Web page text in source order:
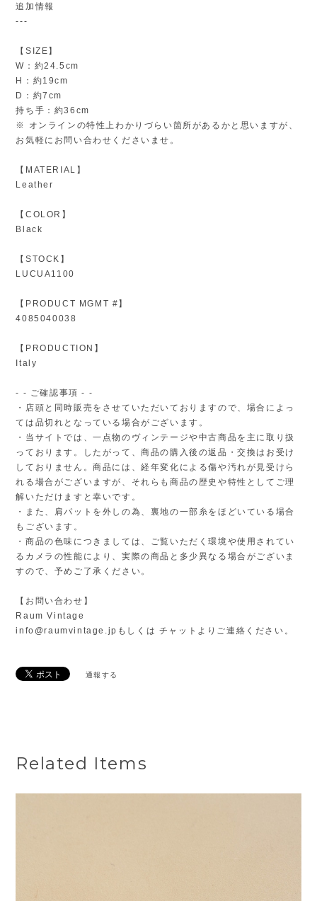
追加情報
---
【SIZE】
W：約24.5cm
H：約19cm
D：約7cm
持ち手：約36cm
※ オンラインの特性上わかりづらい箇所があるかと思いますが、
お気軽にお問い合わせくださいませ。
【MATERIAL】
Leather
【COLOR】
Black
【STOCK】
LUCUA1100
【PRODUCT MGMT #】
4085040038
【PRODUCTION】
Italy
- - ご確認事項 - -
・店頭と同時販売をさせていただいておりますので、場合によっ
ては品切れとなっている場合がございます。
・当サイトでは、一点物のヴィンテージや中古商品を主に取り扱
っております。したがって、商品の購入後の返品・交換はお受け
しておりません。商品には、経年変化による傷や汚れが見受けら
れる場合がございますが、それらも商品の歴史や特性としてご理
解いただけますと幸いです。
・また、肩パットを外しの為、裏地の一部糸をほどいている場合
もございます。
・商品の色味につきましては、ご覧いただく環境や使用されてい
るカメラの性能により、実際の商品と多少異なる場合がございま
すので、予めご了承ください。
【お問い合わせ】
Raum Vintage
info@raumvintage.jp もしくは チャットよりご連絡ください。
通報する
Related Items